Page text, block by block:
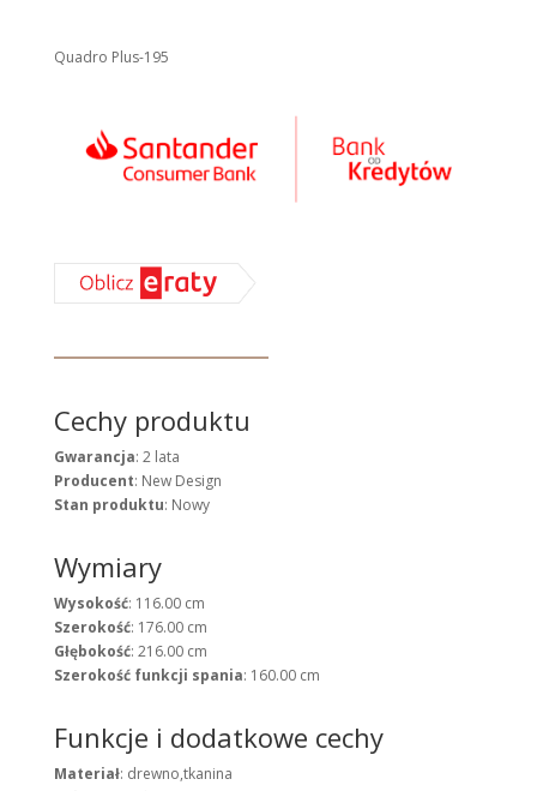
Quadro Plus-195
Cechy produktu
Gwarancja: 2 lata
Producent: New Design
Stan produktu: Nowy
Wymiary
Wysokość: 116.00 cm
Szerokość: 176.00 cm
Głębokość: 216.00 cm
Szerokość funkcji spania: 160.00 cm
Funkcje i dodatkowe cechy
Materiał: drewno,tkanina